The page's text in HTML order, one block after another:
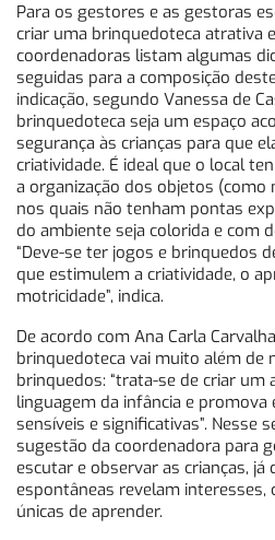
Para os gestores e as gestoras
criar uma brinquedoteca atrativa
coordenadoras listam algumas
seguidas para a composição
indicação, segundo Vanessa de
brinquedoteca seja um espaço
segurança às crianças para que
criatividade. É ideal que o local
a organização dos objetos (como
nos quais não tenham pontas
do ambiente seja colorida e com
“Deve-se ter jogos e brinquedos
que estimulem a criatividade, o
motricidade”, indica.
De acordo com Ana Carla
brinquedoteca vai muito além de
brinquedos: “trata-se de criar um
linguagem da infância e promova
sensíveis e significativas”. Nesse
sugestão da coordenadora para
escutar e observar as crianças, já
espontâneas revelam interesses,
únicas de aprender.